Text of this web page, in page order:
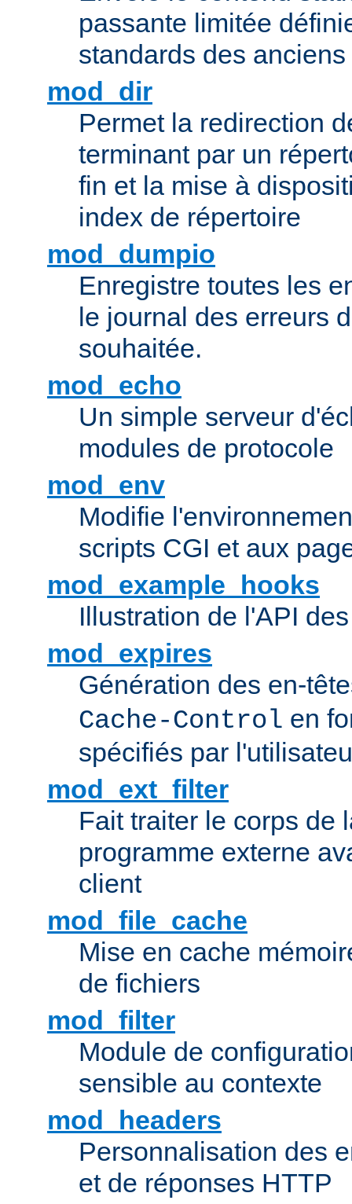
passante limitée
standards des
mod_dir
Permet la redirection
terminant par un
fin et la mise à
index de répertoire
mod_dumpio
Enregistre toutes les
le journal des erreurs
souhaitée.
mod_echo
Un simple serveur
modules de protocole
mod_env
Modifie
scripts CGI et aux
mod_example_hooks
Illustration de l'API
mod_expires
Génération des en-
Cache-Control en
spécifiés par
mod_ext_filter
Fait traiter le corps de
programme externe
client
mod_file_cache
Mise en cache
de fichiers
mod_filter
Module de
sensible au contexte
mod_headers
Personnalisation des
et de réponses HTTP